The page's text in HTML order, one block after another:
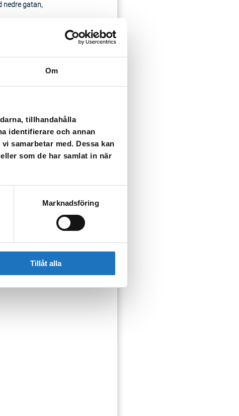
Om
tillhandahålla
identifierare och annan
samarbetar med. Dessa kan
som de har samlat in när
Marknadsföring
Tillåt alla
nedre gatan,